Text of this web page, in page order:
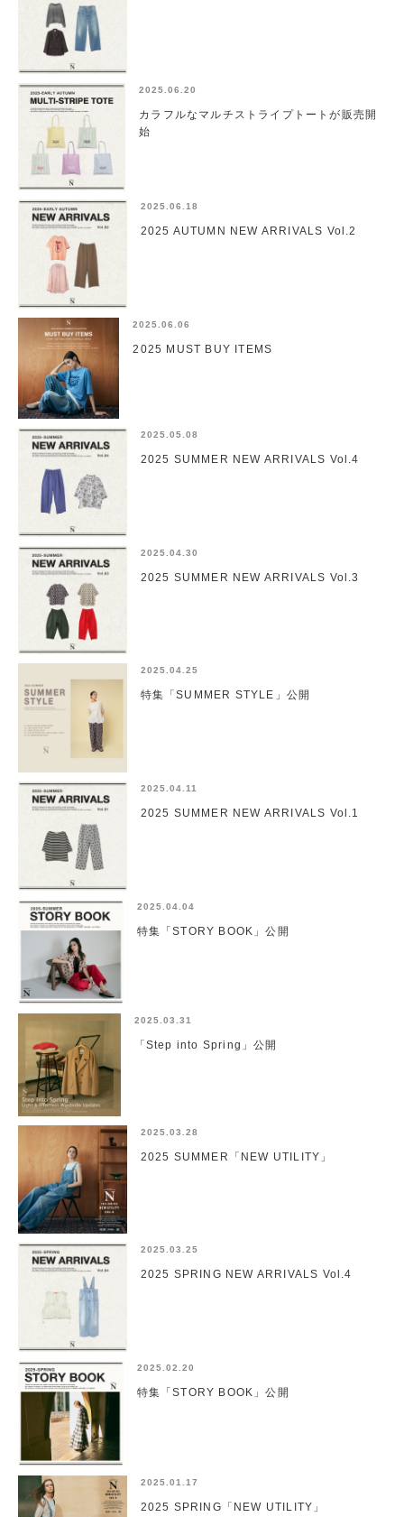
2025.06.20
カラフルなマルチストライプトートが販売開
始
2025.06.18
2025 AUTUMN NEW ARRIVALS Vol.2
2025.06.06
2025 MUST BUY ITEMS
2025.05.08
2025 SUMMER NEW ARRIVALS Vol.4
2025.04.30
2025 SUMMER NEW ARRIVALS Vol.3
2025.04.25
特集「SUMMER STYLE」公開
2025.04.11
2025 SUMMER NEW ARRIVALS Vol.1
2025.04.04
特集「STORY BOOK」公開
2025.03.31
「Step into Spring」公開
2025.03.28
2025 SUMMER「NEW UTILITY」
2025.03.25
2025 SPRING NEW ARRIVALS Vol.4
2025.02.20
特集「STORY BOOK」公開
2025.01.17
2025 SPRING「NEW UTILITY」